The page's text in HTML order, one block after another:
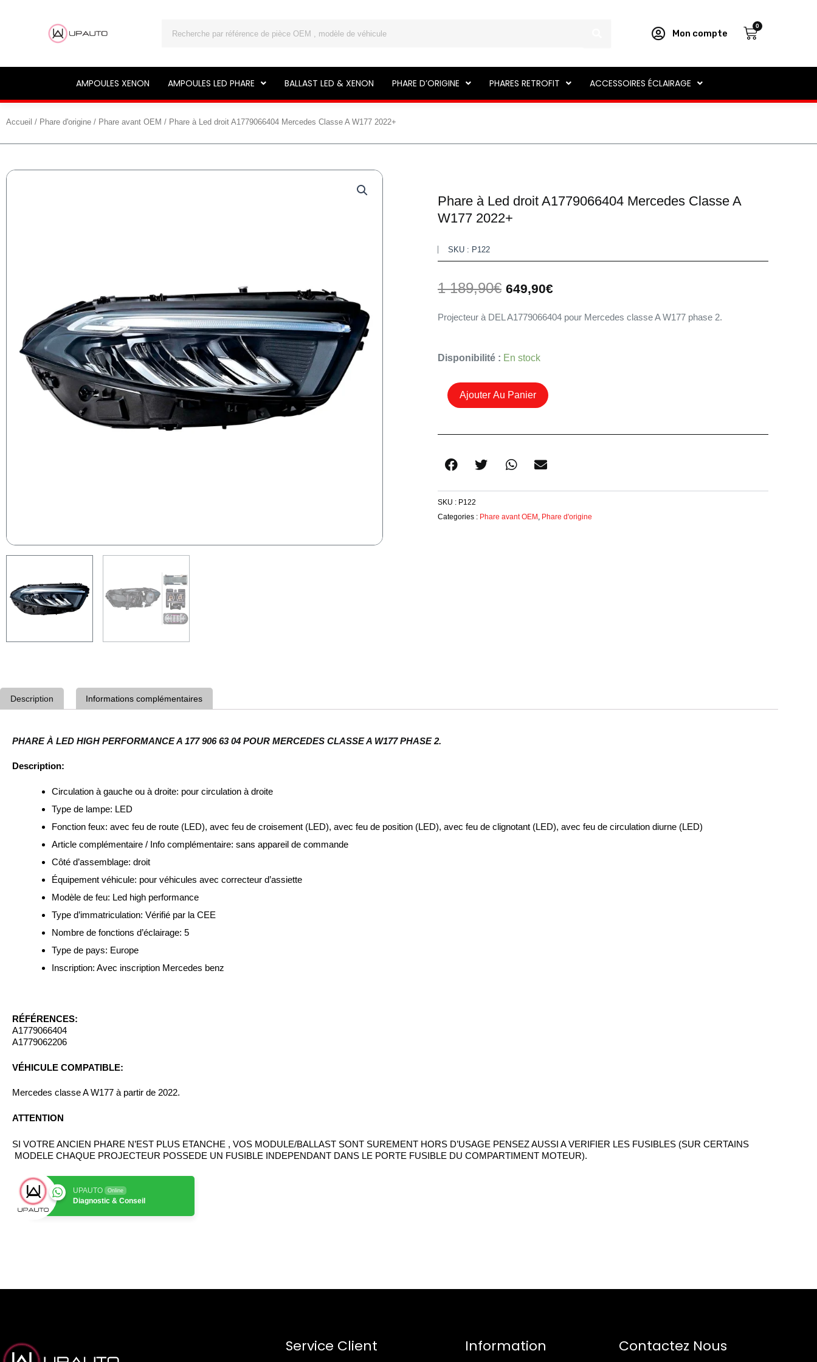
Mon compte
0
Panier
AMPOULES XENON AMPOULES LED PHARE BALLAST LED & XENON PHARE D’ORIGINE PHARES RETROFIT ACCESSOIRES ÉCLAIRAGE
Accueil / Phare d'origine / Phare avant OEM / Phare à Led droit A1779066404 Mercedes Classe A W177 2022+
Phare à Led droit A1779066404 Mercedes Classe A
W177 2022+
SKU : P122
1 189,90€ Le
initial
189,90€.
649,90€Le
actuel
Projecteur à DEL A1779066404 pour Mercedes classe A W177 phase 2.
Disponibilité : En stock
Quantité
Phare
Mercedes
Classe
A
W177
2022+
Ajouter Au Panier
SKU : P122
Categories : Phare avant OEM Phare d'origine
Description Informations complémentaires
PHARE À LED HIGH PERFORMANCE A 177 906 63 04 POUR MERCEDES CLASSE A W177 PHASE 2.
Description:
Circulation à gauche ou à droite: pour circulation à droite
Type de lampe: LED
Fonction feux: avec feu de route (LED), avec feu de croisement (LED), avec feu de position (LED), avec feu de clignotant (LED), avec feu de circulation diurne (LED)
Article complémentaire / Info complémentaire: sans appareil de commande
Côté d’assemblage: droit
Équipement véhicule: pour véhicules avec correcteur d’assiette
Modèle de feu: Led high performance
Type d’immatriculation: Vérifié par la CEE
Nombre de fonctions d’éclairage: 5
Type de pays: Europe
Inscription: Avec inscription Mercedes benz
RÉFÉRENCES:
A1779066404
A1779062206
VÉHICULE COMPATIBLE:
Mercedes classe A W177 à partir de 2022.
ATTENTION
SI VOTRE ANCIEN PHARE N’EST PLUS ETANCHE , VOS MODULE/BALLAST SONT SUREMENT HORS D’USAGE PENSEZ AUSSI A VERIFIER LES FUSIBLES (SUR CERTAINS
MODELE CHAQUE PROJECTEUR POSSEDE UN FUSIBLE INDEPENDANT DANS LE PORTE FUSIBLE DU COMPARTIMENT MOTEUR).
UPAUTO Online
Diagnostic & Conseil
Service Client Information Contactez Nous